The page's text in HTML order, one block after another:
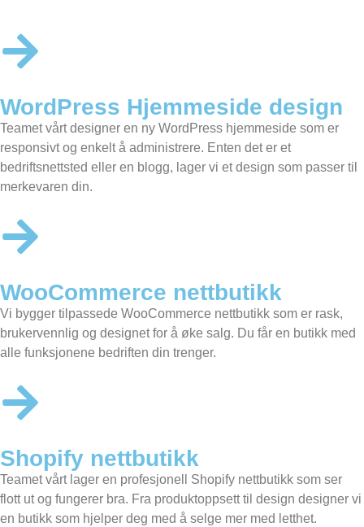
WordPress Hjemmeside design
Teamet vårt designer en ny WordPress hjemmeside som er
responsivt og enkelt å administrere. Enten det er et
bedriftsnettsted eller en blogg, lager vi et design som passer til
merkevaren din.
WooCommerce nettbutikk
Vi bygger tilpassede WooCommerce nettbutikk som er rask,
brukervennlig og designet for å øke salg. Du får en butikk med
alle funksjonene bedriften din trenger.
Shopify nettbutikk
Teamet vårt lager en profesjonell Shopify nettbutikk som ser
flott ut og fungerer bra. Fra produktoppsett til design designer vi
en butikk som hjelper deg med å selge mer med letthet.